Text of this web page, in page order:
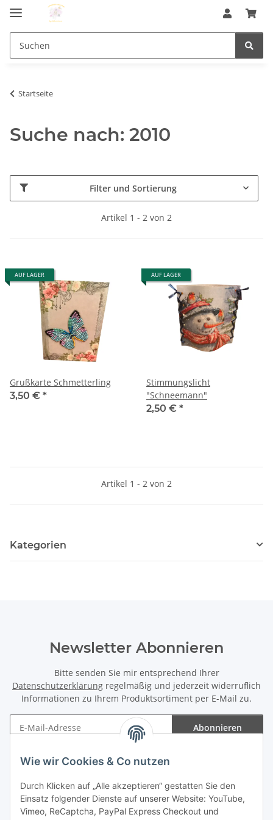
Wie wir Cookies & Co nutzen
Durch Klicken auf „Alle akzeptieren“ gestatten Sie den
Einsatz folgender Dienste auf unserer Website: YouTube,
Vimeo, ReCaptcha, PayPal Express Checkout und
Startseite
Suche nach: 2010
Filter und Sortierung
Artikel 1 - 2 von 2
AUF LAGER
Grußkarte Schmetterling
3,50 € *
AUF LAGER
Stimmungslicht
"Schneemann"
2,50 € *
Artikel 1 - 2 von 2
Kategorien
Newsletter Abonnieren
Bitte senden Sie mir entsprechend Ihrer
Datenschutzerklärung regelmäßig und jederzeit widerruflich
Informationen zu Ihrem Produktsortiment per E-Mail zu.
Abonnieren
Gesetzliche Informationen